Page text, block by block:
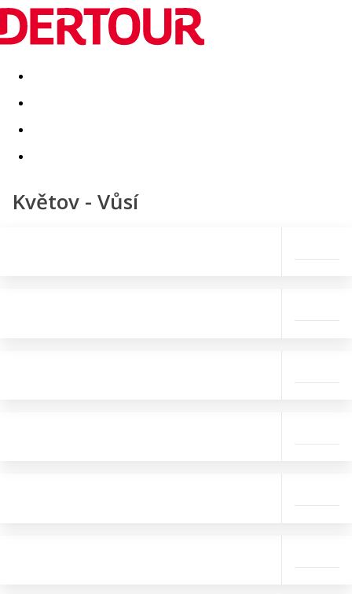
Destinatii Vacanta perfecta OFERTE DE NERATAT
Květov - Vůsí